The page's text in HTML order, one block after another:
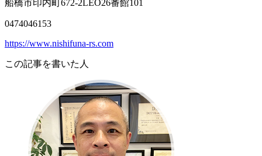
船橋市印内町672-2LEO26番館101
0474046153
https://www.nishifuna-rs.com
この記事を書いた人